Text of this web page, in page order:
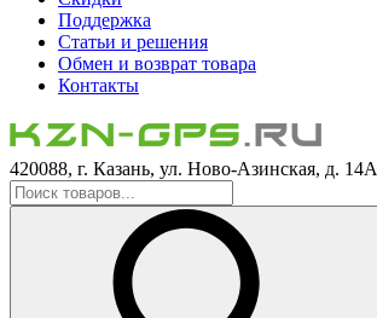
Поддержка
Статьи и решения
Обмен и возврат товара
Контакты
420088, г. Казань, ул. Ново-Азинская, д. 14А